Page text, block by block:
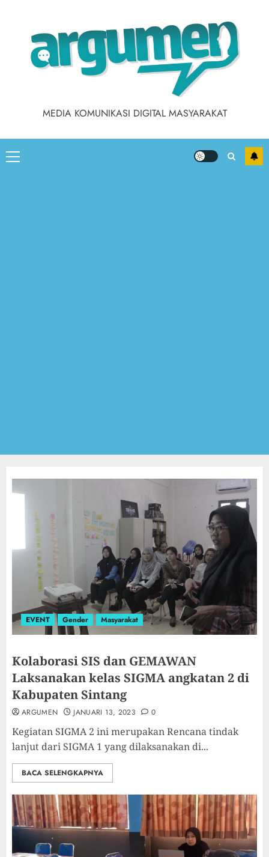
MEDIA KOMUNIKASI DIGITAL MASYARAKAT
Primary
EVENT Gender Masyarakat
Kolaborasi SIS dan GEMAWAN
Laksanakan kelas SIGMA angkatan 2 di
Kabupaten Sintang
ARGUMEN JANUARI 13, 2023 0
Kegiatan SIGMA 2 ini merupakan Rencana tindak
lanjut dari SIGMA 1 yang dilaksanakan di...
BACA SELENGKAPNYA